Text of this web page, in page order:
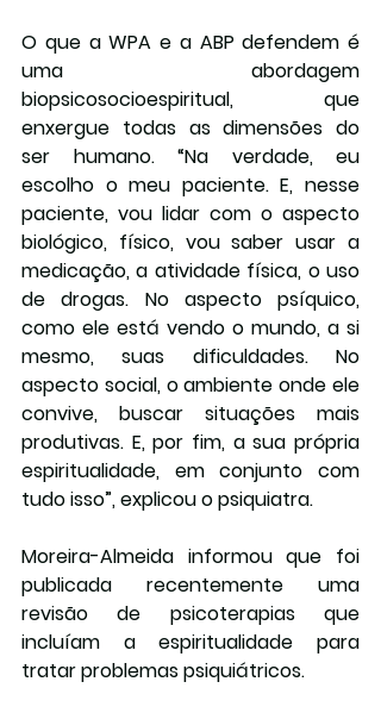
O que a WPA e a ABP defendem é
uma abordagem
biopsicosocioespiritual, que
enxergue todas as dimensões do
ser humano. “Na verdade, eu
escolho o meu paciente. E, nesse
paciente, vou lidar com o aspecto
biológico, físico, vou saber usar a
medicação, a atividade física, o uso
de drogas. No aspecto psíquico,
como ele está vendo o mundo, a si
mesmo, suas dificuldades. No
aspecto social, o ambiente onde ele
convive, buscar situações mais
produtivas. E, por fim, a sua própria
espiritualidade, em conjunto com
tudo isso”, explicou o psiquiatra.
Moreira-Almeida informou que foi
publicada recentemente uma
revisão de psicoterapias que
incluíam a espiritualidade para
tratar problemas psiquiátricos.